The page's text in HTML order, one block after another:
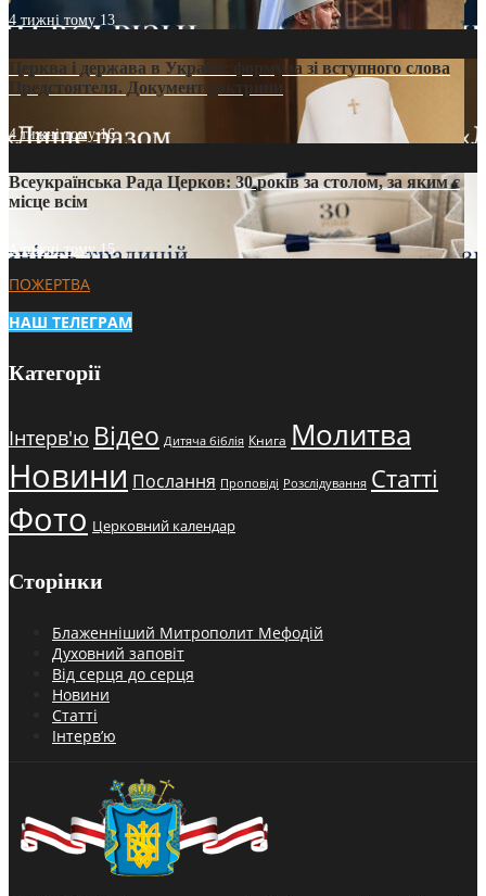
4 тижні тому 13
Церква і держава в Україні: формула зі вступного слова
Предстоятеля. Документ доктрини
4 тижні тому16
Всеукраїнська Рада Церков: 30 років за столом, за яким є
місце всім
4 тижні тому15
ПОЖЕРТВА
НАШ ТЕЛЕГРАМ
Категорії
Інтерв'ю Відео Дитяча біблія Книга Молитва
Новини Послання Проповіді Розслідування Статті
Фото Церковний календар
Сторінки
Блаженніший Митрополит Мефодій
Духовний заповіт
Від серця до серця
Новини
Статті
Інтерв’ю